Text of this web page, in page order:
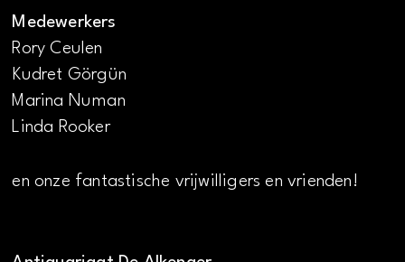
Medewerkers
Rory Ceulen
Kudret Görgün
Marina Numan
Linda Rooker
en onze fantastische vrijwilligers en vrienden!